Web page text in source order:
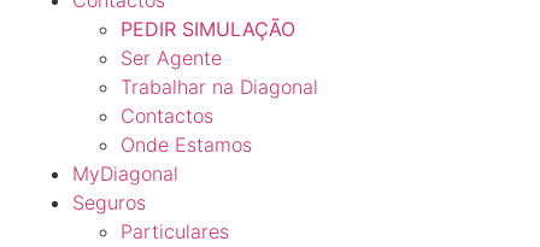
PEDIR SIMULAÇÃO
Ser Agente
Trabalhar na Diagonal
Contactos
Onde Estamos
MyDiagonal
Seguros
Particulares